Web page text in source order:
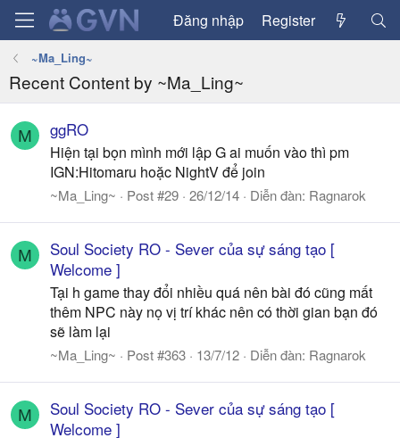
Đăng nhập Register
~Ma_Ling~
Recent Content by ~Ma_Ling~
M ggRO
Hiện tại bọn mình mới lập G ai muốn vào thì pm
IGN:Hitomaru hoặc NightV để join
~Ma_Ling~ Post #29 26/12/14 Diễn đàn: Ragnarok
M
Soul Society RO - Sever của sự sáng tạo [
Welcome ]
Tại h game thay đổi nhiều quá nên bài đó cũng mất
thêm NPC này nọ vị trí khác nên có thời gian bạn đó
sẽ làm lại
~Ma_Ling~ Post #363 13/7/12 Diễn đàn: Ragnarok
M
Soul Society RO - Sever của sự sáng tạo [
Welcome ]